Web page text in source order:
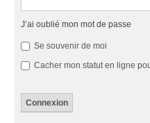
J’ai oublié mon mot de passe
Se souvenir de moi
Cacher mon statut en ligne